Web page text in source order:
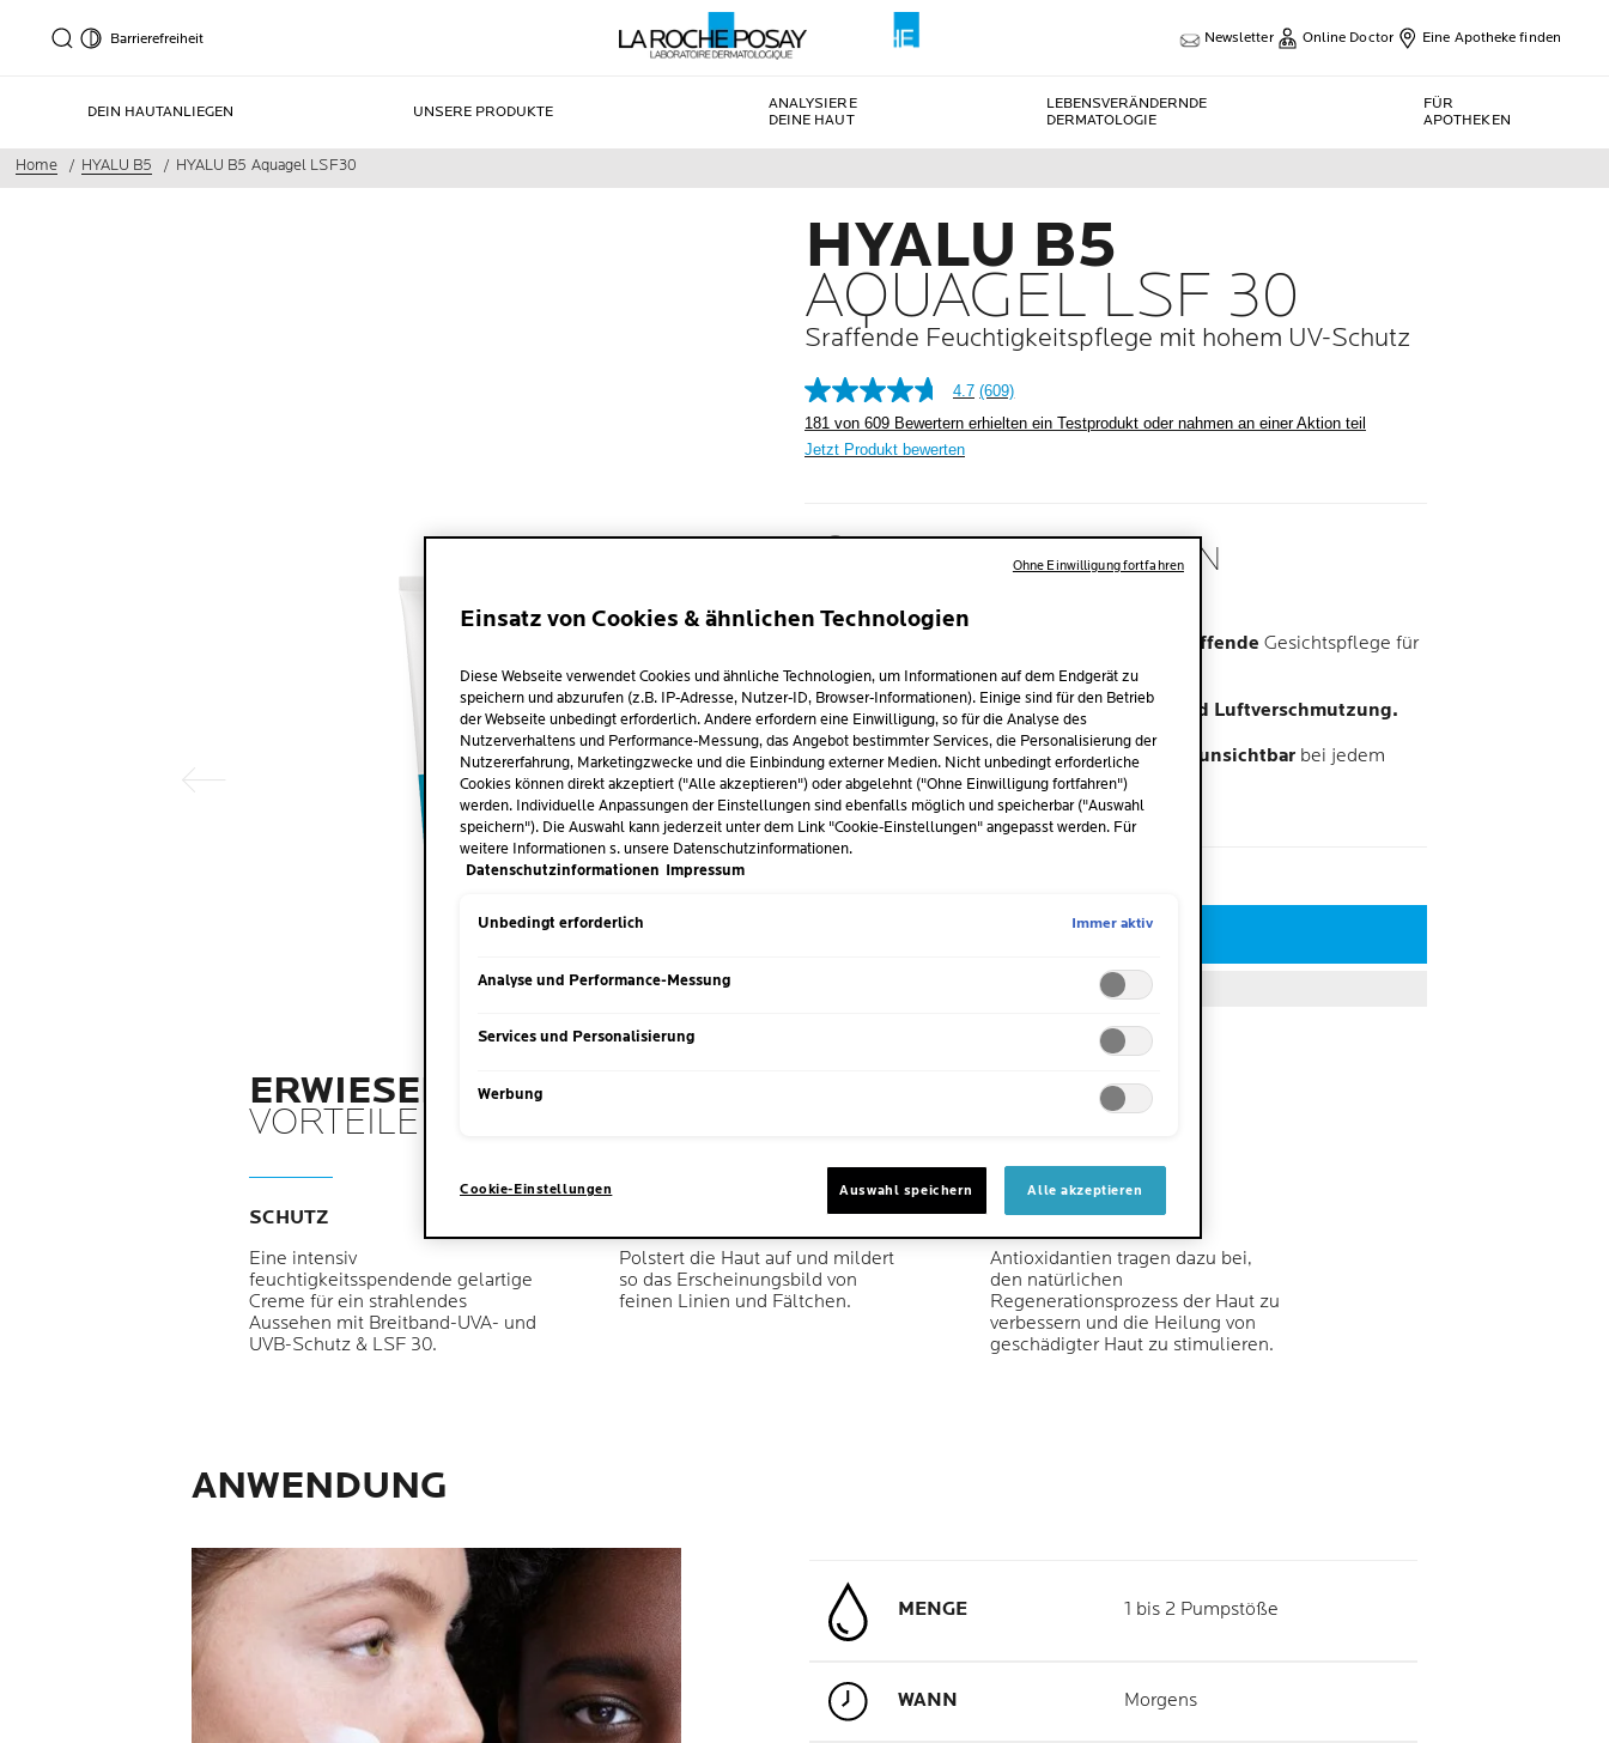
Barrierefreiheit Newsletter Online Doctor Eine Apotheke finden
DEIN HAUTANLIEGEN UNSERE PRODUKTE
ANALYSIERE
DEINE HAUT
LEBENSVERÄNDERNDE
DERMATOLOGIE
FÜR
APOTHEKEN
Home HYALU B5 HYALU B5 Aquagel LSF30
Nächster Eintrag
HYALU B5
AQUAGEL LSF 30
Sraffende Feuchtigkeitspflege mit hohem UV-Schutz
4.7 (609)
181 von 609 Bewertern erhielten ein Testprodukt oder nahmen an einer Aktion teil
Jetzt Produkt bewerten
VON DERMATOLOGEN
Feuchtigkeitsspendende und straffende Gesichtspflege für
empfindliche Haut.
Hoher Schutz vorUV-Strahlung und Luftverschmutzung.
Erfrischende, transparenteTextur, unsichtbar bei jedem
Hauttyp.
JETZT KAUFEN
ERWIESENE
VORTEILE
SCHUTZ
Eine intensiv
feuchtigkeitsspendende gelartige
Creme für ein strahlendes
Aussehen mit Breitband-UVA- und
UVB-Schutz & LSF 30.
Polstert die Haut auf und mildert
so das Erscheinungsbild von
feinen Linien und Fältchen.
REGENERIEREND
Antioxidantien tragen dazu bei,
den natürlichen
Regenerationsprozess der Haut zu
verbessern und die Heilung von
geschädigter Haut zu stimulieren.
ANWENDUNG
MENGE 1 bis 2 Pumpstöße
WANN Morgens
Einsatz von Cookies & ähnlichen Technologien
Diese Webseite verwendet Cookies und ähnliche Technologien, um Informationen auf dem Endgerät zu
speichern und abzurufen (z.B. IP-Adresse, Nutzer-ID, Browser-Informationen). Einige sind für den Betrieb
der Webseite unbedingt erforderlich. Andere erfordern eine Einwilligung, so für die Analyse des
Nutzerverhaltens und Performance-Messung, das Angebot bestimmter Services, die Personalisierung der
Nutzererfahrung, Marketingzwecke und die Einbindung externer Medien. Nicht unbedingt erforderliche
Cookies können direkt akzeptiert ("Alle akzeptieren") oder abgelehnt ("Ohne Einwilligung fortfahren")
werden. Individuelle Anpassungen der Einstellungen sind ebenfalls möglich und speicherbar ("Auswahl
speichern"). Die Auswahl kann jederzeit unter dem Link "Cookie-Einstellungen" angepasst werden. Für
weitere Informationen s. unsere Datenschutzinformationen.
Datenschutzinformationen Impressum
Unbedingt erforderlich Immer aktiv
Analyse und Performance-Messung
Services und Personalisierung
Werbung
Cookie-Einstellungen Auswahl speichern Alle akzeptieren
Ohne Einwilligung fortfahren